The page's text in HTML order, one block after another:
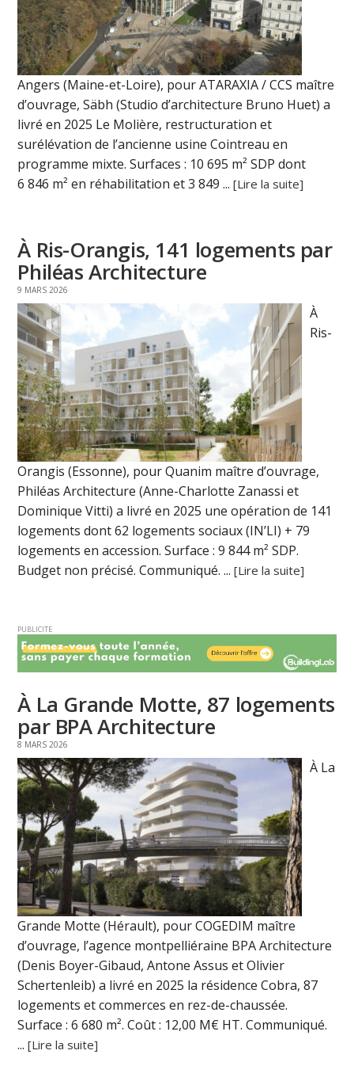
Angers (Maine-et-Loire), pour ATARAXIA / CCS maître
d’ouvrage, Säbh (Studio d’architecture Bruno Huet) a
livré en 2025 Le Molière, restructuration et
surélévation de l’ancienne usine Cointreau en
programme mixte. Surfaces : 10 695 m² SDP dont
6 846 m² en réhabilitation et 3 849 ...[Lire la suite]
À Ris-Orangis, 141 logements par
Philéas Architecture
9 MARS 2026
À
Ris-
Orangis (Essonne), pour Quanim maître d’ouvrage,
Philéas Architecture (Anne-Charlotte Zanassi et
Dominique Vitti) a livré en 2025 une opération de 141
logements dont 62 logements sociaux (IN’LI) + 79
logements en accession. Surface : 9 844 m² SDP.
Budget non précisé. Communiqué. ...[Lire la suite]
PUBLICITE
À La Grande Motte, 87 logements
par BPA Architecture
8 MARS 2026
À La
Grande Motte (Hérault), pour COGEDIM maître
d’ouvrage, l’agence montpelliéraine BPA Architecture
(Denis Boyer-Gibaud, Antone Assus et Olivier
Schertenleib) a livré en 2025 la résidence Cobra, 87
logements et commerces en rez-de-chaussée.
Surface : 6 680 m². Coût : 12,00 M€ HT. Communiqué.
...[Lire la suite]